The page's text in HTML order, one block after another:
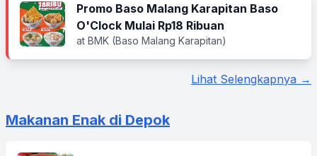
Promo Baso Malang Karapitan Baso
O'Clock Mulai Rp18 Ribuan
at BMK (Baso Malang Karapitan)
Lihat Selengkapnya →
Makanan Enak di Depok